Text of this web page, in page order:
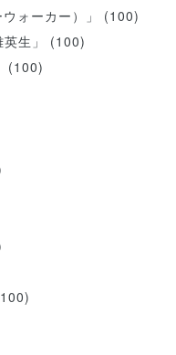
ォーカー）」
(100)
生」
(100)
(100)